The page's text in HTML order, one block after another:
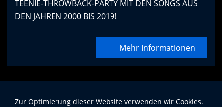
Zur Optimierung dieser Website verwenden wir Cookies.
TEENIE-THROWBACK-PARTY MIT DEN SONGS AUS
DEN JAHREN 2000 BIS 2019!
Mehr Informationen
MEHR LADEN